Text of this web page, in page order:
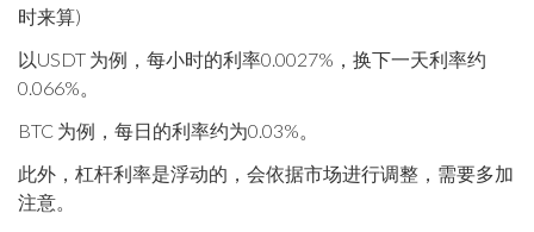
时来算)
以USDT 为例，每小时的利率0.0027%，换下一天利率约
0.066%。
BTC 为例，每日的利率约为0.03%。
此外，杠杆利率是浮动的，会依据市场进行调整，需要多加
注意。